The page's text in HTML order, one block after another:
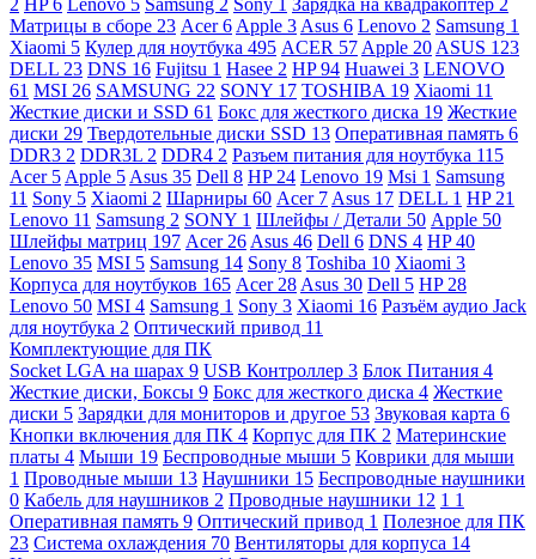
Матрицы в сборе 23 Acer6 Apple 3 Asus 6 Lenovo 2 Samsung 1
Xiaomi 5 Кулер для ноутбука 495 ACER 57 Apple 20 ASUS 123
DELL 23 DNS 16 Fujitsu 1 Hasee 2 HP94 Huawei 3 LENOVO
61 MSI 26 SAMSUNG 22 SONY 17 TOSHIBA 19 Xiaomi 11
Жесткие диски и SSD 61 Бокс для жесткого диска 19 Жесткие
диски 29 Твердотельные диски SSD 13 Оперативная память 6
DDR3 2 DDR3L 2 DDR4 2 Разъем питания для ноутбука 115
Acer 5 Apple 5 Asus 35 Dell 8 HP 24 Lenovo 19 Msi 1 Samsung
11 Sony 5 Xiaomi 2 Шарниры 60 Acer 7 Asus 17 DELL 1 HP 21
Lenovo 11 Samsung 2 SONY 1 Шлейфы / Детали 50 Apple 50
Шлейфы матриц 197 Acer 26 Asus 46 Dell 6 DNS 4 HP40
Lenovo 35 MSI 5 Samsung 14 Sony 8 Toshiba 10 Xiaomi 3
Корпуса для ноутбуков 165 Acer 28 Asus 30 Dell 5 HP 28
Lenovo 50 MSI 4 Samsung 1 Sony 3 Xiaomi 16 Разъём аудио Jack
для ноутбука 2 Оптический привод 11
Комплектующие для ПК
Socket LGA на шарах 9 USB Контроллер 3 Блок Питания 4
Жесткие диски, Боксы 9 Бокс для жесткого диска 4 Жесткие
диски 5 Зарядки для мониторов и другое 53 Звуковая карта 6
Кнопки включения для ПК 4 Корпус для ПК 2 Материнские
платы 4 Мыши 19 Беспроводные мыши 5 Коврики для мыши
1 Проводные мыши 13 Наушники 15 Беспроводные наушники
0 Кабель для наушников 2 Проводные наушники 12 1 1
Оперативная память 9 Оптический привод 1 Полезное для ПК
23 Система охлаждения 70 Вентиляторы для корпуса 14